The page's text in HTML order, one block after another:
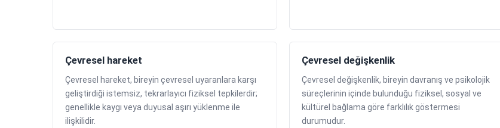
Çevresel hareket
Çevresel hareket, bireyin çevresel uyaranlara karşı
geliştirdiği istemsiz, tekrarlayıcı fiziksel tepkilerdir;
genellikle kaygı veya duyusal aşırı yüklenme ile
ilişkilidir.
Çevresel değişkenlik
Çevresel değişkenlik, bireyin davranış ve psikolojik
süreçlerinin içinde bulunduğu fiziksel, sosyal ve
kültürel bağlama göre farklılık göstermesi
durumudur.